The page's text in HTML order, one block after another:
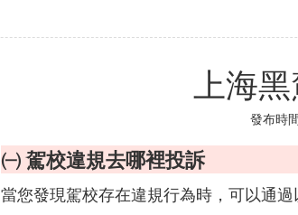
上海
發布時
㈠ 駕校違規去哪裡投訴
當您發現駕校存在違規行為時，可以通過